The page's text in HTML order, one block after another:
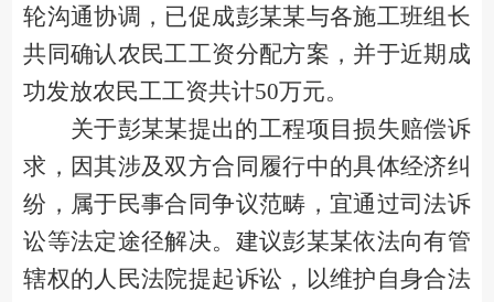
轮沟通协调，已促成彭某某与各施工班组长
共同确认农民工工资分配方案，并于近期成
功发放农民工工资共计50万元。
关于彭某某提出的工程项目损失赔偿诉
求，因其涉及双方合同履行中的具体经济纠
纷，属于民事合同争议范畴，宜通过司法诉
讼等法定途径解决。建议彭某某依法向有管
辖权的人民法院提起诉讼，以维护自身合法